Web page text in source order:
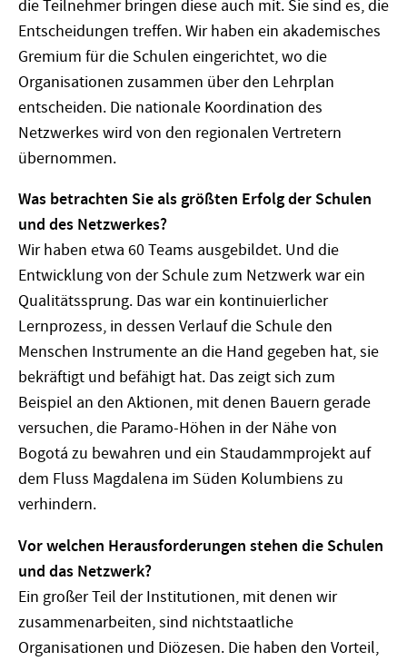
die Teilnehmer bringen diese auch mit. Sie sind es, die
Entscheidungen treffen. Wir haben ein akademisches
Gremium für die Schulen eingerichtet, wo die
Organisationen zusammen über den Lehrplan
entscheiden. Die nationale Koordination des
Netzwerkes wird von den regionalen Vertretern
übernommen.
Was betrachten Sie als größten Erfolg der Schulen
und des Netzwerkes?
Wir haben etwa 60 Teams ausgebildet. Und die
Entwicklung von der Schule zum Netzwerk war ein
Qualitätssprung. Das war ein kontinuierlicher
Lernprozess, in dessen Verlauf die Schule den
Menschen Instrumente an die Hand gegeben hat, sie
bekräftigt und befähigt hat. Das zeigt sich zum
Beispiel an den Aktionen, mit denen Bauern gerade
versuchen, die Paramo-Höhen in der Nähe von
Bogotá zu bewahren und ein Staudammprojekt auf
dem Fluss Magdalena im Süden Kolumbiens zu
verhindern.
Vor welchen Herausforderungen stehen die Schulen
und das Netzwerk?
Ein großer Teil der Institutionen, mit denen wir
zusammenarbeiten, sind nichtstaatliche
Organisationen und Diözesen. Die haben den Vorteil,